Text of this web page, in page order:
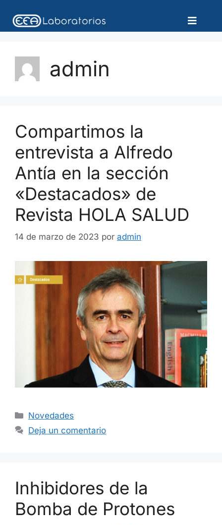
admin
Compartimos la
entrevista a Alfredo
Antía en la sección
«Destacados» de
Revista HOLA SALUD
14 de marzo de 2023 por admin
Novedades
Deja un comentario
Inhibidores de la
Bomba de Protones